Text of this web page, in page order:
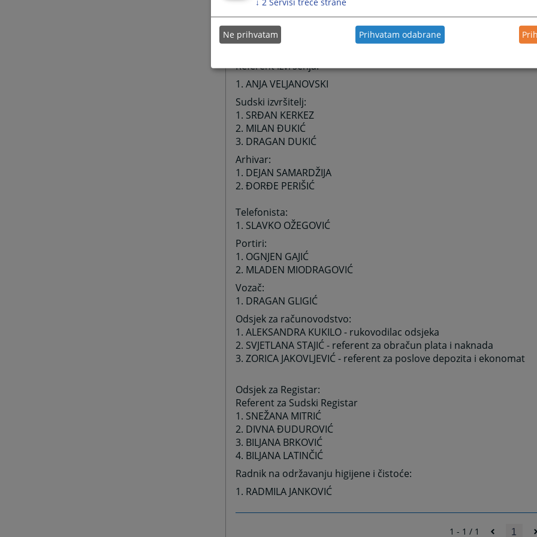
14. KRISTINA DUKIĆ
15. SANJA ANĐIĆ
16.ANASTASIJA BRATIĆ
17. SLAVICA OŽEGOVIĆ
Referent izvršenja:
1. ANJA VELJANOVSKI
Sudski izvršitelj:
1. SRĐAN KERKEZ
2. MILAN ĐUKIĆ
3. DRAGAN DUKIĆ
Arhivar:
1. DEJAN SAMARDŽIJA
2. ĐORĐE PERIŠIĆ
Telefonista:
1. SLAVKO OŽEGOVIĆ
Portiri:
1. OGNJEN GAJIĆ
2. MLADEN MIODRAGOVIĆ
Vozač:
1. DRAGAN GLIGIĆ
Odsjek za računovodstvo:
1. ALEKSANDRA KUKILO - rukovodilac odsjeka
2. SVJETLANA STAJIĆ - referent za obračun plata i naknada
3. ZORICA JAKOVLJEVIĆ- referent za poslove depozita i ekonomat
Odsjek za Registar:
Referent za Sudski Registar
1. SNEŽANA MITRIĆ
2. DIVNA ĐUDUROVIĆ
3. BILJANA BRKOVIĆ
4. BILJANA LATINČIĆ
Radnik na održavanju higijene i čistoće:
1. RADMILA JANKOVIĆ
1 - 1 / 1 1
Ne prihvatam Prihvatam odabrane